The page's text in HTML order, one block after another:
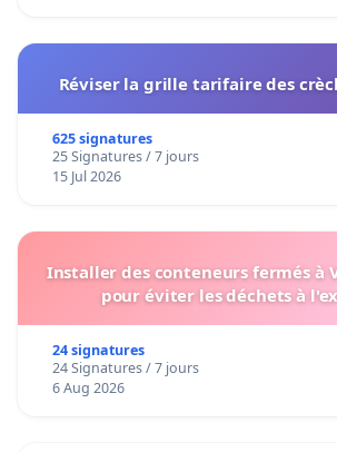
Réviser la grille tarifaire des
625 signatures
25 Signatures / 7 jours
15 Jul 2026
Installer des conteneurs fermés à
pour éviter les déchets à
24 signatures
24 Signatures / 7 jours
6 Aug 2026